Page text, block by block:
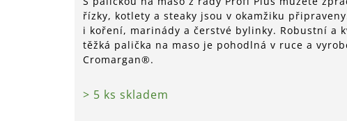
řízky, kotlety a steaky jsou v okamžiku
i koření, marinády a čerstvé bylinky. Robustní a
těžká palička na maso je pohodlná v ruce a
Cromargan®.
> 5 ks skladem